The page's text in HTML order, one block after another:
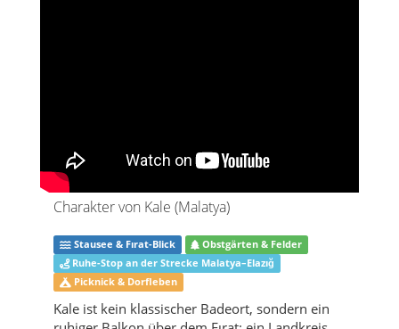
Charakter von Kale (Malatya)
Stausee & Fırat-Blick
Obstgärten & Felder
Ruhe-Stop an der Strecke Malatya–Elazığ
Picknick & Dorfleben
Kale ist kein klassischer Badeort, sondern ein